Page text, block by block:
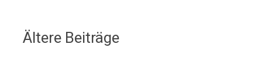
Ältere Beiträge